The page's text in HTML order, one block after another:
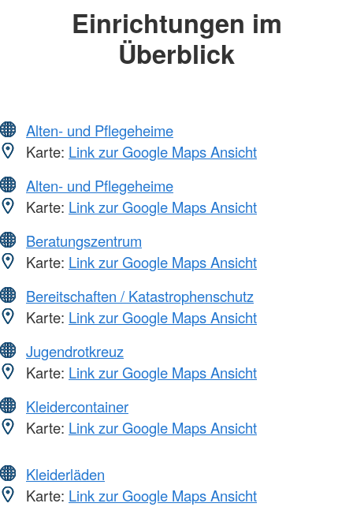
Einrichtungen im
Überblick
Alten- und Pflegeheime
Karte: Link zur Google Maps Ansicht
Alten- und Pflegeheime
Karte: Link zur Google Maps Ansicht
Beratungszentrum
Karte: Link zur Google Maps Ansicht
Bereitschaften / Katastrophenschutz
Karte: Link zur Google Maps Ansicht
Jugendrotkreuz
Karte: Link zur Google Maps Ansicht
Kleidercontainer
Karte: Link zur Google Maps Ansicht
Kleiderläden
Karte: Link zur Google Maps Ansicht